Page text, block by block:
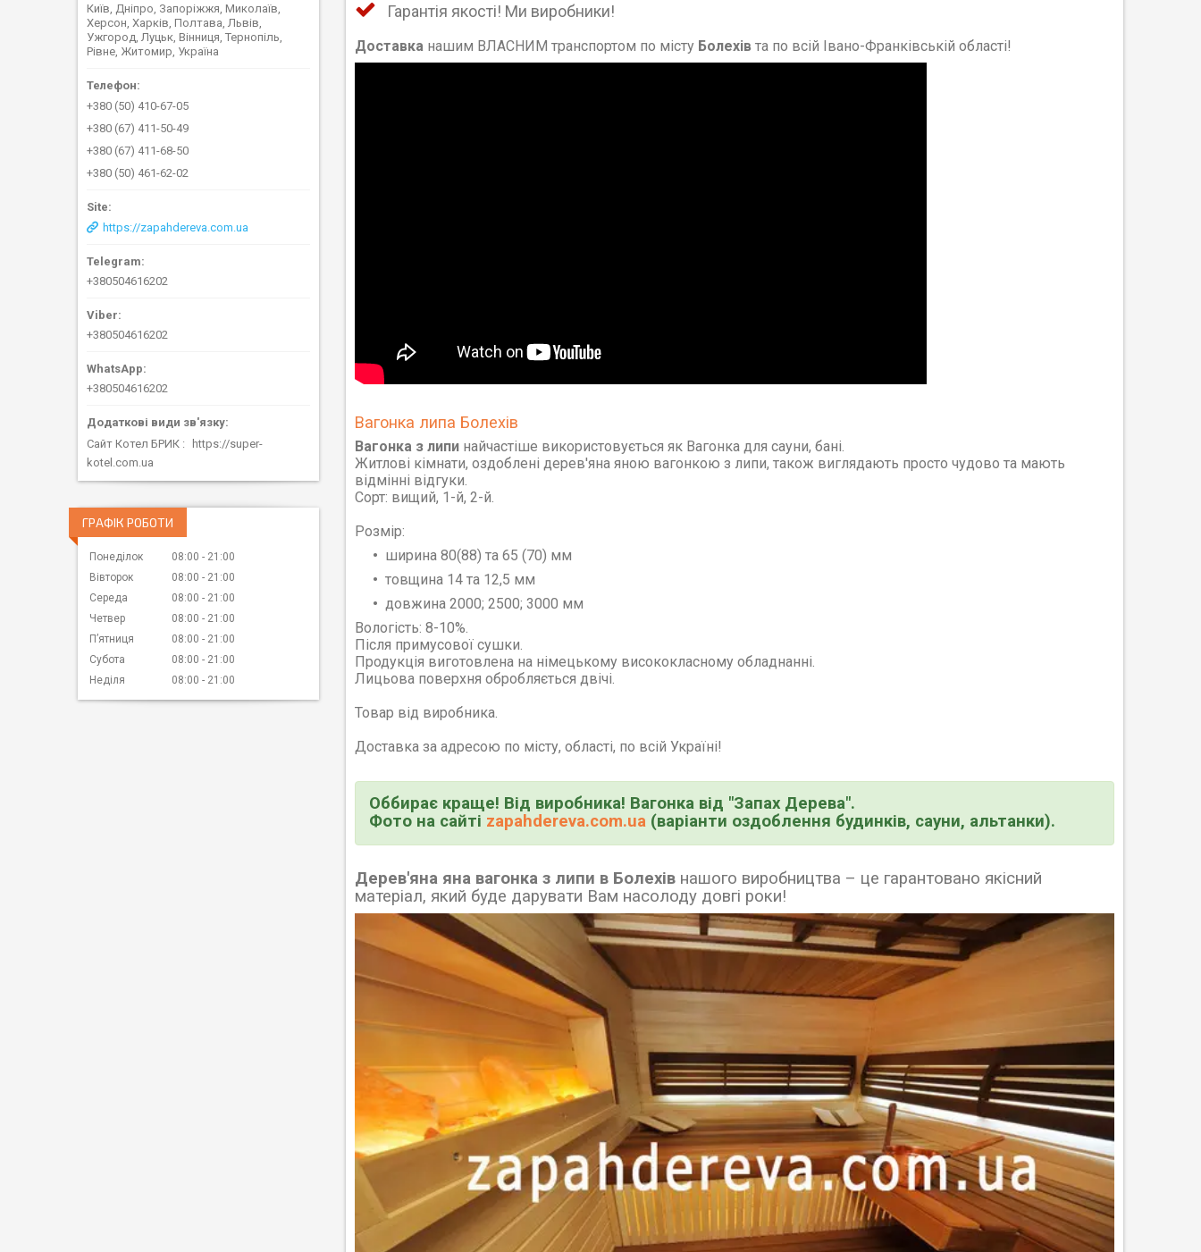
Гарантія якості! Ми виробники!
Доставка нашим ВЛАСНИМ транспортом по місту Болехів та по всій Івано-Франківській області!
Вагонка липа Болехів
Вагонка з липи найчастіше використовується як Вагонка для сауни, бані.
Житлові кімнати, оздоблені дерев'яна яною вагонкою з липи, також виглядають просто чудово та мають
відмінні відгуки.
Сорт: вищий, 1-й, 2-й.
Розмір:
ширина 80(88) та 65 (70) мм
товщина 14 та 12,5 мм
довжина 2000; 2500; 3000 мм
Вологість: 8-10%.
Після примусової сушки.
Продукція виготовлена на німецькому висококласному обладнанні.
Лицьова поверхня обробляється двічі.
Товар від виробника.
Доставка за адресою по місту, області, по всій Україні!
Оббирає краще! Від виробника! Вагонка від "Запах Дерева".
Фото на сайті zapahdereva.com.ua (варіанти оздоблення будинків, сауни, альтанки).
Дерев'яна яна вагонка з липи в Болехів нашого виробництва – це гарантовано якісний
матеріал, який буде дарувати Вам насолоду довгі роки!
Київ, Дніпро, Запоріжжя, Миколаїв,
Херсон, Харків, Полтава, Львів,
Ужгород, Луцьк, Вінниця, Тернопіль,
Рівне, Житомир, Україна
+380 (50) 410-67-05
+380 (67) 411-50-49
+380 (67) 411-68-50
+380 (50) 461-62-02
https://zapahdereva.com.ua
+380504616202
+380504616202
+380504616202
Сайт Котел БРИК
https://super-
kotel.com.ua
ГРАФІК РОБОТИ
Понеділок 08:00
21:00
Вівторок
08:00
21:00
Середа
08:00
21:00
Четвер
08:00
21:00
Пʼятниця
08:00
21:00
Субота
08:00
21:00
Неділя
08:00 21:00